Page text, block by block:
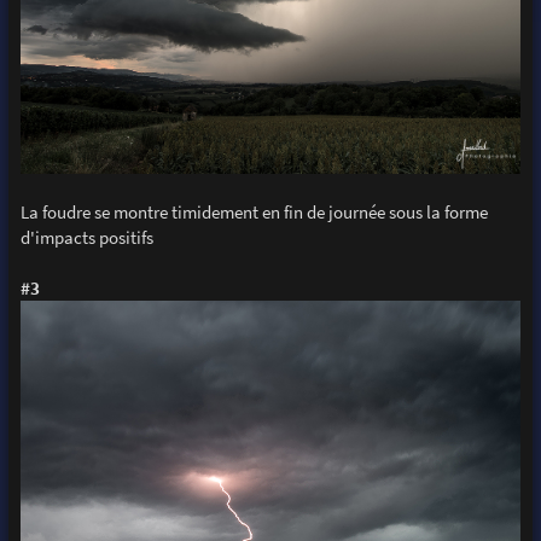
La foudre se montre timidement en fin de journée sous la forme
d'impacts positifs
#3